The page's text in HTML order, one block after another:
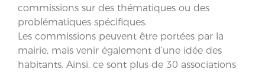
commissions sur des thématiques ou des
problématiques spécifiques.
Les commissions peuvent être portées par la
mairie, mais venir également d’une idée des
habitants. Ainsi, ce sont plus de 30 associations